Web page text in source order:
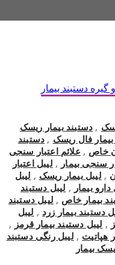
, دستبند بیمار ریسک
فال ریسک , دستبند
خاص , علائم اعتبار سنجی
سنجی بیمار , لیبل اعتبار
, لیبل بیمار ریسک , لیبل
دارو بیمار , لیبل دستبند
بیمار خاص , لیبل دستبند
دستبند بیمار زرد , لیبل
, لیبل دستبند بیمار قرمز ,
هپاتیت , لیبل رنگی دستبند
بیمار